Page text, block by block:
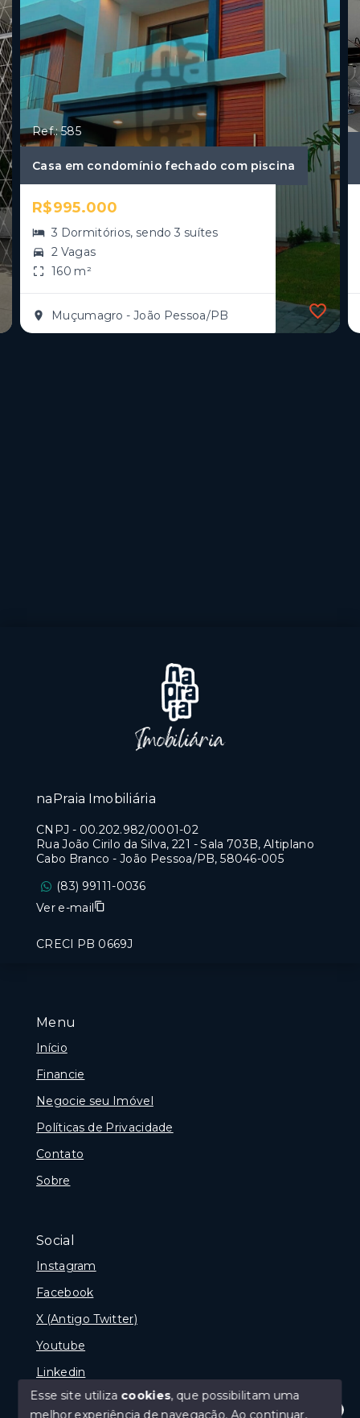
Ref.: 585
Casa em condomínio fechado com piscina
R$995.000
3 Dormitórios, sendo 3 suítes
2 Vagas
160 m²
Muçumagro - João Pessoa/PB
Menu
Início
Financie
Negocie seu Imóvel
Políticas de Privacidade
Contato
Sobre
Social
Instagram
Facebook
X (Antigo Twitter)
Youtube
Linkedin
naPraia Imobiliária
CNPJ - 00.202.982/0001-02
Rua João Cirilo da Silva, 221 - Sala 703B, Altiplano
Cabo Branco - João Pessoa/PB, 58046-005
(83) 99111-0036
Ver e-mail
CRECI PB 0669J
Esse site utiliza cookies, que possibilitam uma
melhor experiência de navegação.Ao continuar,